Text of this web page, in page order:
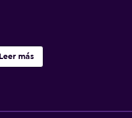
Leer más